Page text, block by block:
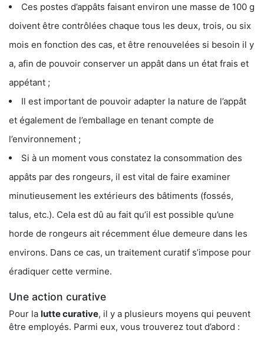
Ces postes d’appâts faisant environ une masse de 100 g
doivent être contrôlées chaque tous les deux, trois, ou six
mois en fonction des cas, et être renouvelées si besoin il y
a, afin de pouvoir conserver un appât dans un état frais et
appétant ;
Il est important de pouvoir adapter la nature de l’appât
et également de l’emballage en tenant compte de
l’environnement ;
Si à un moment vous constatez la consommation des
appâts par des rongeurs, il est vital de faire examiner
minutieusement les extérieurs des bâtiments (fossés,
talus, etc.). Cela est dû au fait qu’il est possible qu’une
horde de rongeurs ait récemment élue demeure dans les
environs. Dans ce cas, un traitement curatif s’impose pour
éradiquer cette vermine.
Une action curative
Pour la lutte curative, il y a plusieurs moyens qui peuvent
être employés. Parmi eux, vous trouverez tout d’abord :